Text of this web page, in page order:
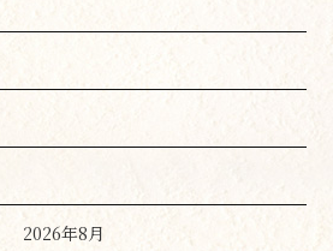
2026年8月